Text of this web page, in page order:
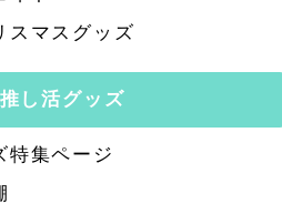
スマスグッズ
推し活グッズ
特集ページ